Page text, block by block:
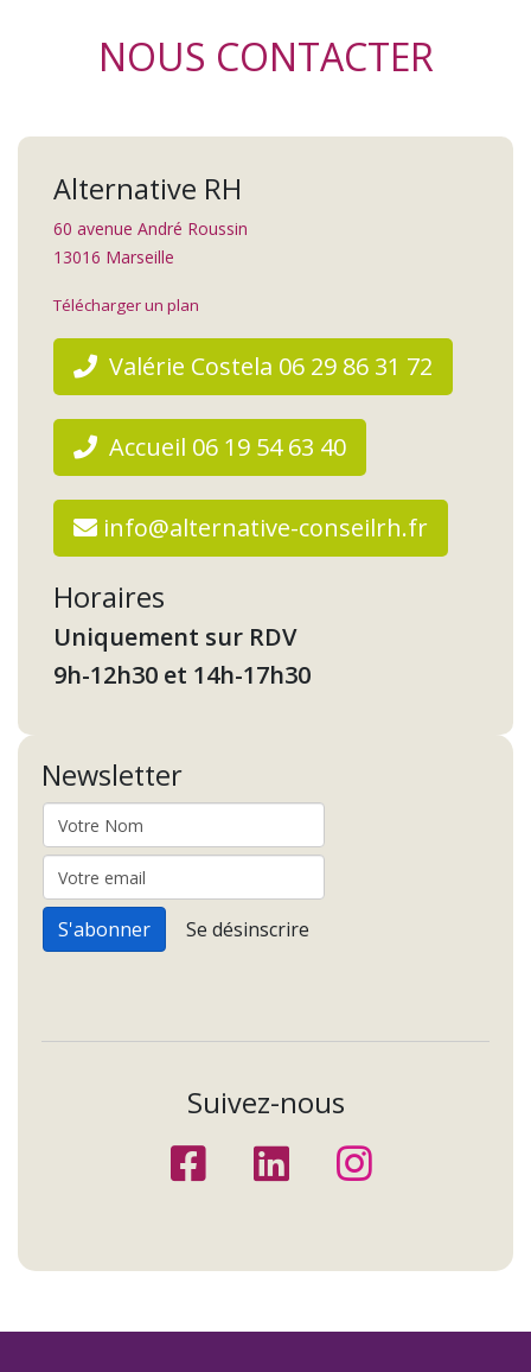
NOUS CONTACTER
Alternative RH
60 avenue André Roussin
13016 Marseille
Télécharger un plan
Valérie Costela 06 29 86 31 72
Accueil 06 19 54 63 40
info@alternative-conseilrh.fr
Horaires
Uniquement sur RDV
9h-12h30 et 14h-17h30
Newsletter
Suivez-nous
Facebook
Linkedin